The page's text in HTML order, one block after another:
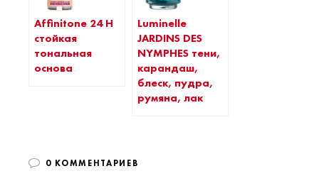
Affinitone 24 H
стойкая
тональная
основа
Luminelle
JARDINS DES
NYMPHES тени,
карандаш,
блеск, пудра,
румяна, лак
0 КОММЕНТАРИЕВ